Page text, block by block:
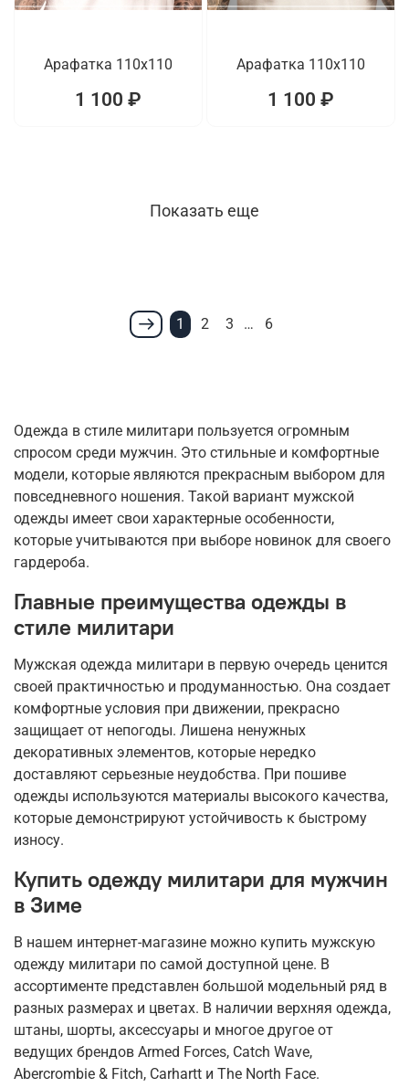
Арафатка 110x110
1 100 ₽
Арафатка 110x110
1 100 ₽
Показать еще
1 2 3 … 6
Одежда в стиле милитари пользуется огромным
спросом среди мужчин. Это стильные и комфортные
модели, которые являются прекрасным выбором для
повседневного ношения. Такой вариант мужской
одежды имеет свои характерные особенности,
которые учитываются при выборе новинок для своего
гардероба.
Главные преимущества одежды в
стиле милитари
Мужская одежда милитари в первую очередь ценится
своей практичностью и продуманностью. Она создает
комфортные условия при движении, прекрасно
защищает от непогоды. Лишена ненужных
декоративных элементов, которые нередко
доставляют серьезные неудобства. При пошиве
одежды используются материалы высокого качества,
которые демонстрируют устойчивость к быстрому
износу.
Купить одежду милитари для мужчин
в Зиме
В нашем интернет-магазине можно купить мужскую
одежду милитари по самой доступной цене. В
ассортименте представлен большой модельный ряд в
разных размерах и цветах. В наличии верхняя одежда,
штаны, шорты, аксессуары и многое другое от
ведущих брендов Armed Forces, Catch Wave,
Abercrombie & Fitch, Carhartt и The North Face.